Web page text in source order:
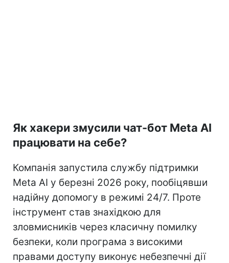
Як хакери змусили чат-бот Meta AI
працювати на себе?
Компанія запустила службу підтримки
Meta AI у березні 2026 року, пообіцявши
надійну допомогу в режимі 24/7. Проте
інструмент став знахідкою для
зловмисників через класичну помилку
безпеки, коли програма з високими
правами доступу виконує небезпечні дії